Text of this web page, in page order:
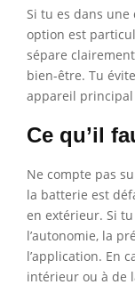
Si tu es dans
option est
sépare
bien-être. Tu
appareil
Ce qu’il
Ne compte pas
la batterie est
en extérieur. Si
l’autonomie, la
l’application. En
intérieur ou à de